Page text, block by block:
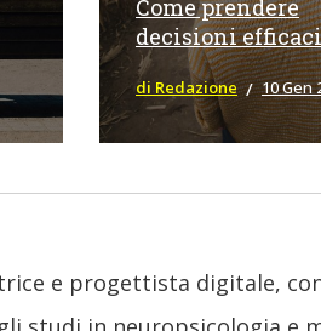
Come prendere
decisioni efficaci
di Redazione 10 Gen
e progettista digitale,